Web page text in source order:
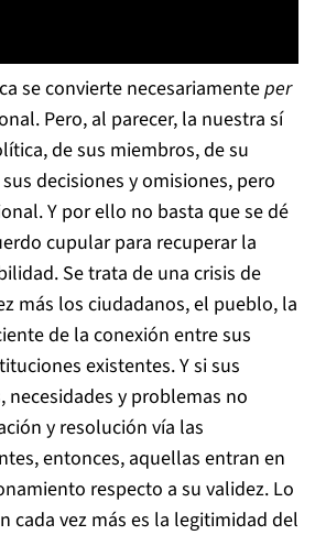
se convierte necesariamenteper
Pero, al parecer, la nuestra sí
de sus miembros, de su
decisiones y omisiones, pero
Y por ello no basta que se dé
cupular para recuperar la
Se trata de una crisis de
más los ciudadanos, el pueblo, la
de la conexión entre sus
existentes. Y si sus
necesidades y problemas no
y resolución vía las
entonces, aquellas entran en
respecto a su validez. Lo
cada vez más es la legitimidad del